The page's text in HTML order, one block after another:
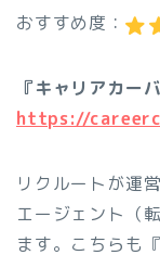
おすすめ度：
『キャリアカー
https://
リクルートが運
エージェント（
ます。こちらも